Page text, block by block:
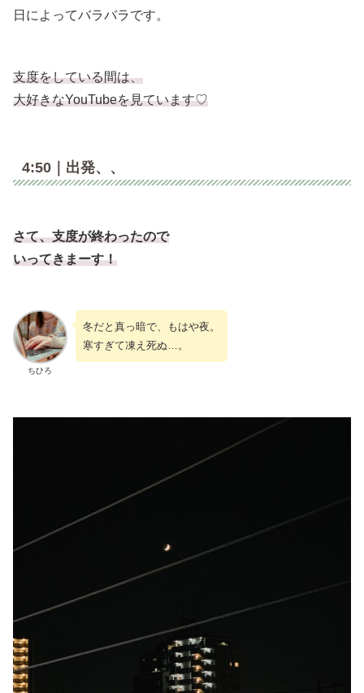
日によってバラバラです。
支度をしている間は、
大好きなYouTubeを見ています♡
4:50｜出発、、
さて、支度が終わったので
いってきまーす！
ちひろ
冬だと真っ暗で、もはや夜。
寒すぎて凍え死ぬ…。